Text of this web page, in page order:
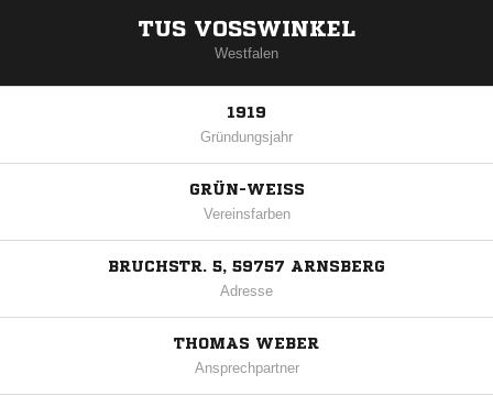
TUS VOSSWINKEL
Westfalen
1919
Gründungsjahr
GRÜN-WEISS
Vereinsfarben
BRUCHSTR. 5, 59757 ARNSBERG
Adresse
THOMAS WEBER
Ansprechpartner